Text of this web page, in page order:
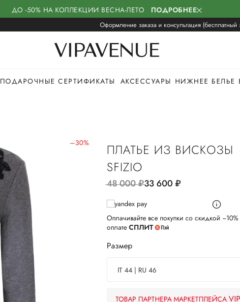
ДО -50% НА КОЛЛЕКЦИИ ВЕСНА-ЛЕТО ПОДРОБНЕЕ
Оформление заказа и консультация (бесплатный
ПОДАРОЧНЫЕ СЕРТИФИКАТЫ АКСЕССУАРЫ НИЖНЕЕ БЕЛЬЕ
–30%
ПЛАТЬЕ ИЗ ВИСКОЗЫ
SFIZIO
48 000руб.33 600руб.
Оплачивайте все покупки со скидкой
оплате СПЛИТ
Размер
IT 44 | RU 46
ТОВАР ПАРТНЕРА МАРКЕТПЛЕЙСА